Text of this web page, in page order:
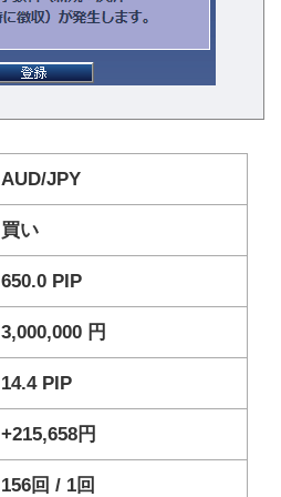
AUD/JPY
買い
650.0 PIP
3,000,000 円
14.4 PIP
+215,658円
156回 / 1回